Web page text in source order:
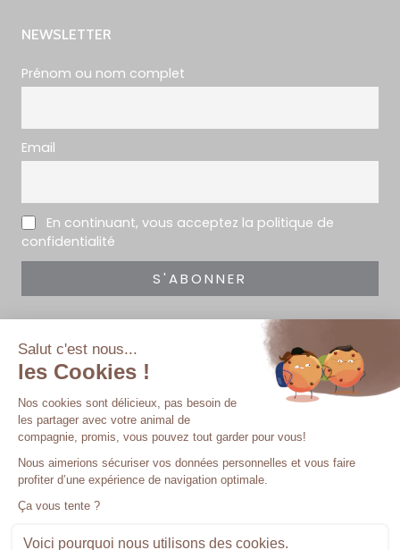
NEWSLETTER
Prénom ou nom complet
Email
En continuant, vous acceptez la politique de
confidentialité
En indiquant votre adresse mail ci-dessus, vous consentez à recevoir
notre newsletter par voie électronique.
Vous pouvez vous désinscrire à tout moment à travers les liens de
désinscription intégrés à notre newsletter.
© COPYRIGHT 2023. LABORATOIRE LPC – TOUS DROITS